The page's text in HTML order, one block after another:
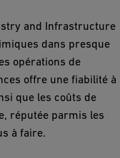
and Infrastructure
dans presque
opérations de
offre une fiabilité à
que les coûts de
réputée parmis les
à faire.